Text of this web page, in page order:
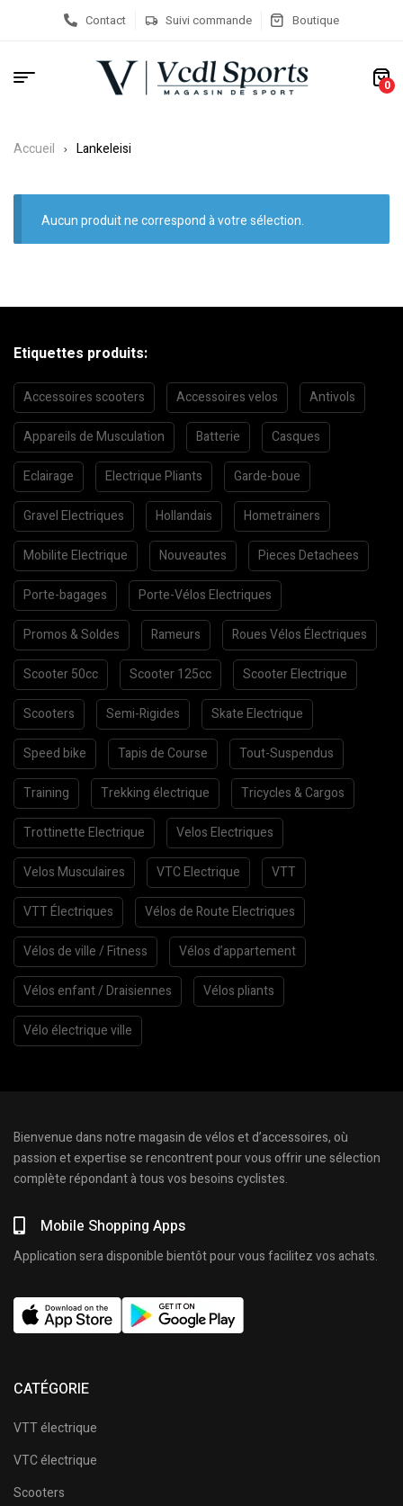
Contact Suivi commande Boutique
0
Accueil Lankeleisi
Aucun produit ne correspond à votre sélection.
Etiquettes produits:
Accessoires scooters Accessoires velos Antivols
Appareils de Musculation Batterie Casques
Eclairage Electrique Pliants Garde-boue
Gravel Electriques Hollandais Hometrainers
Mobilite Electrique Nouveautes Pieces Detachees
Porte-bagages Porte-Vélos Electriques
Promos & Soldes Rameurs Roues Vélos Électriques
Scooter 50cc Scooter 125cc Scooter Electrique
Scooters Semi-Rigides Skate Electrique
Speed bike Tapis de Course Tout-Suspendus
Training Trekking électrique Tricycles & Cargos
Trottinette Electrique Velos Electriques
Velos Musculaires VTC Electrique VTT
VTT Électriques Vélos de Route Electriques
Vélos de ville / Fitness Vélos d’appartement
Vélos enfant / Draisiennes Vélos pliants
Vélo électrique ville
Bienvenue dans notre magasin de vélos et d’accessoires, où
passion et expertise se rencontrent pour vous offrir une sélection
complète répondant à tous vos besoins cyclistes.
Mobile Shopping Apps
Application sera disponible bientôt pour vous facilitez vos achats.
CATÉGORIE
VTT électrique
VTC électrique
Scooters